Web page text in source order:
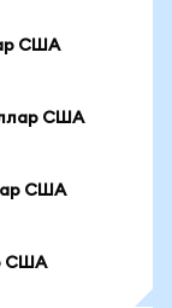
США
США
США
США